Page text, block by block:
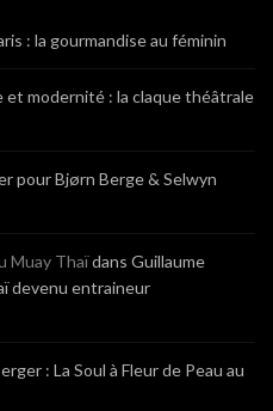
: la gourmandise au féminin
et modernité : la claque théâtrale
pour Bjørn Berge & Selwyn
Muay Thaïdans Guillaume
devenu entraineur
: La Soul à Fleur de Peau au